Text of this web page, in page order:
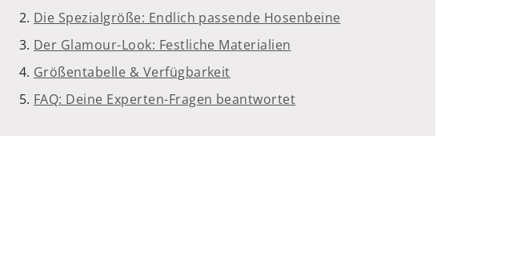
Die Spezialgröße: Endlich passende Hosenbeine
Der Glamour-Look: Festliche Materialien
Größentabelle & Verfügbarkeit
FAQ: Deine Experten-Fragen beantwortet